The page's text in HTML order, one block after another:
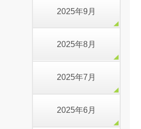
2025年9月
2025年8月
2025年7月
2025年6月